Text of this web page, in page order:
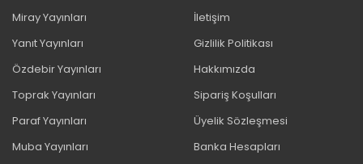
Miray Yayınları
Yanıt Yayınları
Özdebir Yayınları
Toprak Yayınları
Paraf Yayınları
Muba Yayınları
İletişim
Gizlilik Politikası
Hakkımızda
Sipariş Koşulları
Üyelik Sözleşmesi
Banka Hesapları